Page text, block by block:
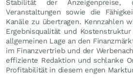
Stabilität der Anzeigenpreise,
Veranstaltungen sowie die
Kanäle zu übertragen. Kennzahlen
Ergebnisqualität und
allgemeinen Lage an den
im Finanzvertrieb und der
effiziente Redaktion und schlanke
Profitabilität in diesem engen